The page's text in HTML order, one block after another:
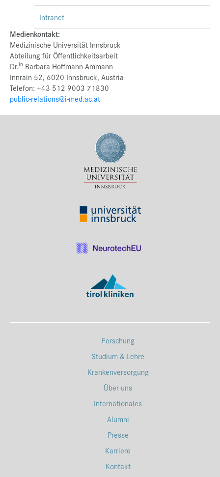
Intranet
Medienkontakt:
Medizinische Universität Innsbruck
Abteilung für Öffentlichkeitsarbeit
Dr.in Barbara Hoffmann-Ammann
Innrain 52, 6020 Innsbruck, Austria
Telefon: +43 512 9003 71830
public-relations@i-med.ac.at
Forschung
Studium & Lehre
Krankenversorgung
Über uns
Internationales
Alumni
Presse
Karriere
Kontakt